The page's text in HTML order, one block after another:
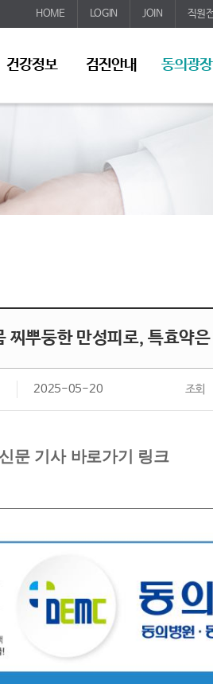
HOME LOGIN JOIN 직원
건강정보 검진안내 동의광장
뿌둥한 만성피로, 특효약
2025-05-20 조회
문 기사 바로가기 링크